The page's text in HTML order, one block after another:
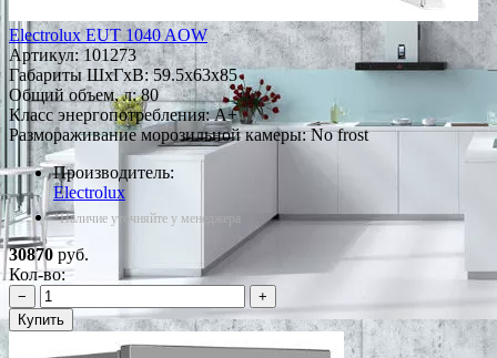
Electrolux EUT 1040 AOW
Артикул:101273
Габариты ШxГxВ: 59.5x63x85
Общий объем, л: 80
Класс энергопотребления: A+
Размораживание морозильной камеры: No frost
Производитель:
Electrolux
*Наличие уточняйте у менеджера
30870руб.
Кол-во:
−
+
Купить